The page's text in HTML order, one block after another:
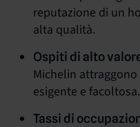
reputazione di un
alta qualità.
Ospiti di alto
Michelin
esigente e facoltosa.
Tassi di